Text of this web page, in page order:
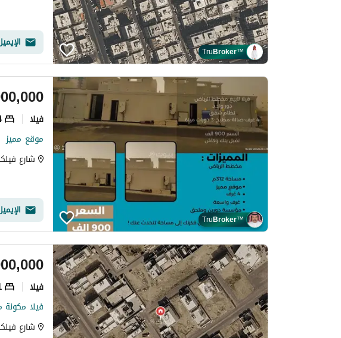
TruBroker™
TruBroker™
فیلا
موقع مميز
شارع
فیلا
فيلا
شارع